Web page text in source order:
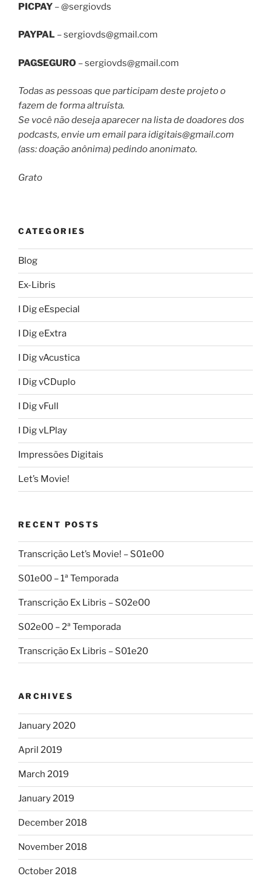
PICPAY – @sergiovds
PAYPAL –sergiovds@gmail.com
PAGSEGURO –sergiovds@gmail.com
Todas as pessoas que participam deste projeto o
fazem de forma altruísta.
Se você não deseja aparecer na lista de doadores dos
podcasts, envie um email paraidigitais@gmail.com
(ass: doação anônima) pedindo anonimato.
Grato
CATEGORIES
Blog
Ex-Libris
I Dig eEspecial
I Dig eExtra
I Dig vAcustica
I Dig vCDuplo
I Dig vFull
I Dig vLPlay
Impressões Digitais
Let’s Movie!
RECENT POSTS
Transcrição Let’s Movie! – S01e00
S01e00 – 1ª Temporada
Transcrição Ex Libris – S02e00
S02e00 – 2ª Temporada
Transcrição Ex Libris – S01e20
ARCHIVES
January 2020
April 2019
March 2019
January 2019
December 2018
November 2018
October 2018